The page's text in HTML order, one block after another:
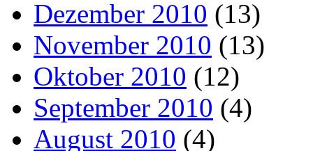
Dezember 2010 (13)
November 2010 (13)
Oktober 2010 (12)
September 2010 (4)
August 2010 (4)